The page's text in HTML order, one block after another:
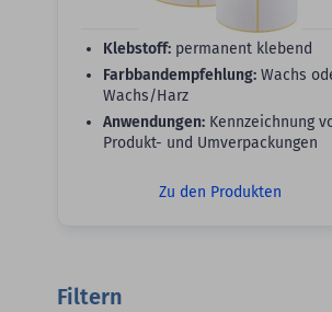
Klebstoff: permanent klebend
Farbbandempfehlung: Wachs
Wachs/Harz
Anwendungen: Kennzeichnung
Produkt- und Umverpackungen
Zu den Produkten
Filtern